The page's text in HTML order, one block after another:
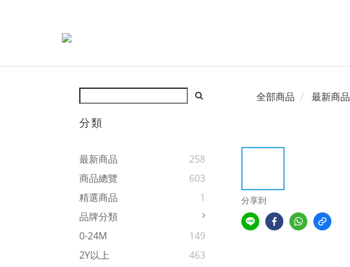
分類
最新商品
258
商品總覽
603
精選商品
1
品牌分類
0-24M
149
2Y以上
463
全部商品 最新商品
分享到